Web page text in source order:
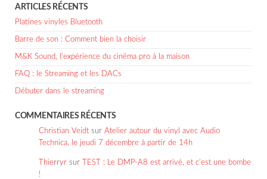
ARTICLES RÉCENTS
Platines vinyles Bluetooth
Barre de son : Comment bien la choisir
M&K Sound, l’expérience du cinéma pro à la maison
FAQ : le Streaming et les DACs
Débuter dans le streaming
COMMENTAIRES RÉCENTS
Christian Veidt sur Atelier autour du vinyl avec Audio
Technica, le jeudi 7 décembre à partir de 14h
Thierryr sur
TEST : Le DMP-A8 est arrivé, et c’est une bombe
!